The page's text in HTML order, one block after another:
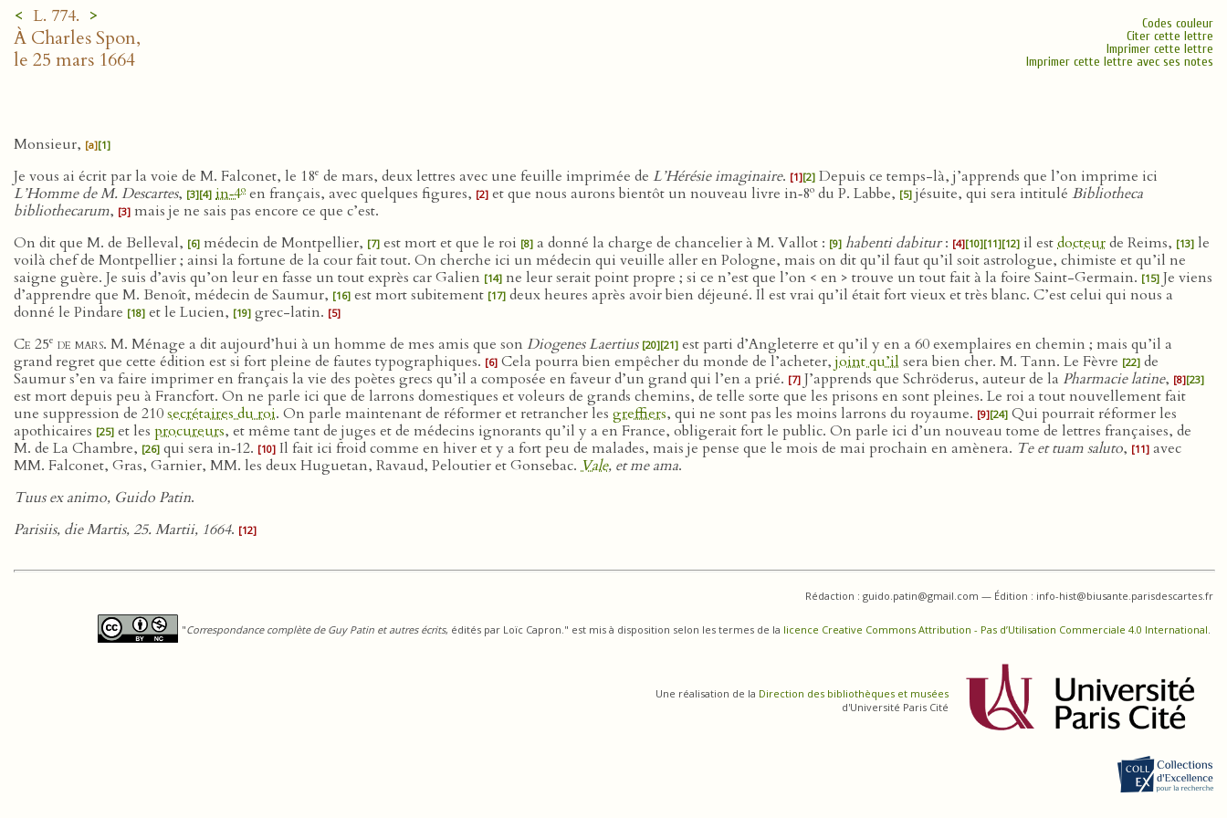
< L. 774. >
À Charles Spon,
le 25 mars 1664
Codes couleur
Citer cette lettre
Imprimer cette lettre
Imprimer cette lettre avec ses notes
Monsieur, [a][1]
Je vous ai écrit par la voie de M. Falconet, le 18e de mars, deux lettres avec une feuille imprimée de L’Hérésie imaginaire. [1][2] Depuis ce temps-là, j’apprends que l’on imprime ici
L’Homme de M. Descartes, [3][4] in‑4o en français, avec quelques figures, [2] et que nous aurons bientôt un nouveau livre in‑8o du P. Labbe, [5] jésuite, qui sera intitulé Bibliotheca
bibliothecarum, [3] mais je ne sais pas encore ce que c’est.
On dit que M. de Belleval, [6] médecin de Montpellier, [7] est mort et que le roi [8] a donné la charge de chancelier à M. Vallot : [9] habenti dabitur: [4][10][11][12] il estdocteurde Reims, [13] le
voilà chef de Montpellier ; ainsi la fortune de la cour fait tout. On cherche ici un médecin qui veuille aller en Pologne, mais on dit qu’il faut qu’il soit astrologue, chimiste et qu’il ne
saigne guère. Je suis d’avis qu’on leur en fasse un tout exprès car Galien [14] ne leur serait point propre ; si ce n’est que l’on < en > trouve un tout fait à la foire Saint-Germain. [15] Je viens
d’apprendre que M. Benoît, médecin de Saumur, [16] est mort subitement [17] deux heures après avoir bien déjeuné. Il est vrai qu’il était fort vieux et très blanc. C’est celui qui nous a
donné le Pindare [18] et le Lucien, [19] grec-latin. [5]
Ce 25e de mars. M. Ménage a dit aujourd’hui à un homme de mes amis que son Diogenes Laertius [20][21] est parti d’Angleterre et qu’il y en a 60 exemplaires en chemin ; mais qu’il a
grand regret que cette édition est si fort pleine de fautes typographiques. [6] Cela pourra bien empêcher du monde de l’acheter,joint qu’il sera bien cher. M. Tann. Le Fèvre [22] de
Saumur s’en va faire imprimer en français la vie des poètes grecs qu’il a composée en faveur d’un grand qui l’en a prié. [7] J’apprends que Schröderus, auteur de la Pharmacie latine, [8][23]
est mort depuis peu à Francfort. On ne parle ici que de larrons domestiques et voleurs de grands chemins, de telle sorte que les prisons en sont pleines. Le roi a tout nouvellement fait
une suppression de 210secrétaires du roi. On parle maintenant de réformer et retrancher les greffiers, qui ne sont pas les moins larrons du royaume. [9][24] Qui pourrait réformer les
apothicaires [25] et les procureurs, et même tant de juges et de médecins ignorants qu’il y a en France, obligerait fort le public. On parle ici d’un nouveau tome de lettres françaises, de
M. de La Chambre, [26] qui sera in‑12. [10] Il fait ici froid comme en hiver et y a fort peu de malades, mais je pense que le mois de mai prochain en amènera. Te et tuam saluto, [11] avec
MM. Falconet, Gras, Garnier, MM. les deux Huguetan, Ravaud, Peloutier et Gonsebac. Vale, et me ama.
Tuus ex animo, Guido Patin.
Parisiis, die Martis, 25. Martii, 1664. [12]
Rédaction : guido.patin@gmail.com — Édition : info-hist@biusante.parisdescartes.fr
"Correspondance complète de Guy Patin et autres écrits, édités par Loïc Capron." est mis à disposition selon les termes de la licence Creative Commons Attribution - Pas d’Utilisation Commerciale 4.0 International.
Une réalisation de la Direction des bibliothèques et musées
d'Université Paris Cité